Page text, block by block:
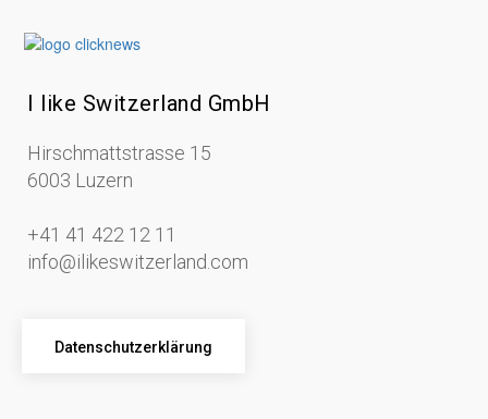
I like Switzerland GmbH
Hirschmattstrasse 15
6003 Luzern
+41 41 422 12 11
info@ilikeswitzerland.com
Datenschutzerklärung